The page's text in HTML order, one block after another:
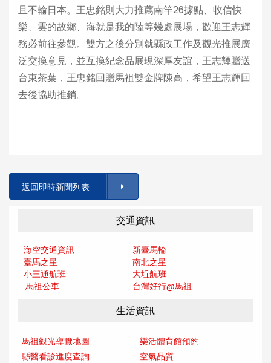
且不輸日本。王忠銘則大力推薦南竿26據點、收信快
樂、雲的故鄉、海就是我的陸等幾處展場，歡迎王志輝
務必前往參觀。雙方之後分別就縣政工作及觀光推展廣
泛交換意見，並互換紀念品展現深厚友誼，王志輝贈送
台東茶葉，王忠銘回贈馬祖雙金牌陳高，希望王志輝回
去後協助推銷。
返回即時新聞列表
交通資訊
海空交通資訊
新臺馬輪
臺馬之星
南北之星
小三通航班
大坵航班
馬祖公車
台灣好行@馬祖
生活資訊
馬祖觀光導覽地圖
樂活體育館預約
縣醫看診進度查詢
空氣品質